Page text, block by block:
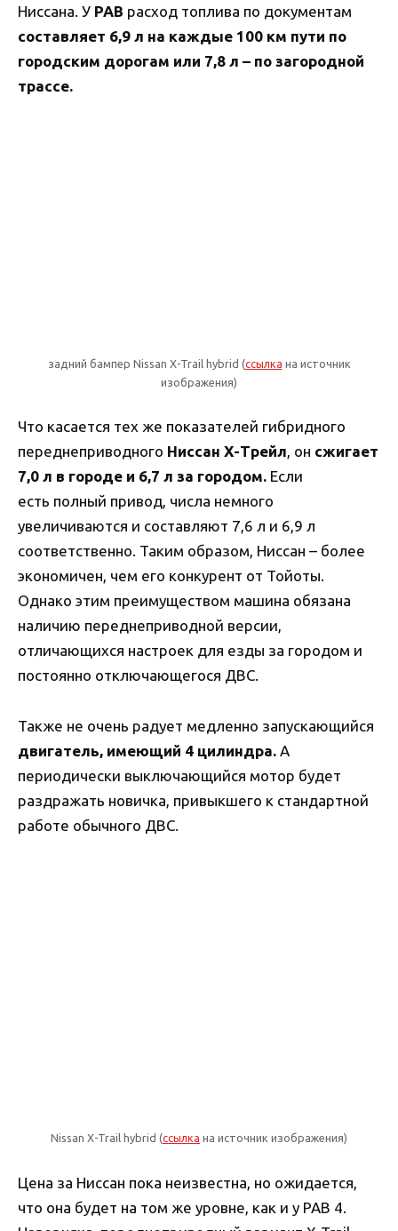
Ниссана. У РАВ расход топлива по документам
составляет 6,9 л на каждые 100 км пути по
городским дорогам или 7,8 л – по загородной
трассе.
задний бампер Nissan X-Trail hybrid (ссылка на источник
изображения)
Что касается тех же показателей гибридного
переднеприводного Ниссан Х-Трейл, он сжигает
7,0 л в городе и 6,7 л за городом. Если
есть полный привод, числа немного
увеличиваются и составляют 7,6 л и 6,9 л
соответственно. Таким образом, Ниссан – более
экономичен, чем его конкурент от Тойоты.
Однако этим преимуществом машина обязана
наличию переднеприводной версии,
отличающихся настроек для езды за городом и
постоянно отключающегося ДВС.
Также не очень радует медленно запускающийся
двигатель, имеющий 4 цилиндра. А
периодически выключающийся мотор будет
раздражать новичка, привыкшего к стандартной
работе обычного ДВС.
Nissan X-Trail hybrid (ссылка на источник изображения)
Цена за Ниссан пока неизвестна, но ожидается,
что она будет на том же уровне, как и у РАВ 4.